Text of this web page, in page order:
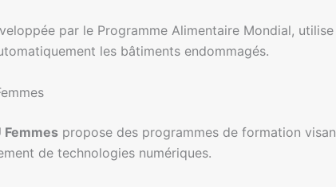
par le Programme Alimentaire Mondial,
les bâtiments endommagés.
Femmes propose des programmes de formation
de technologies numériques.